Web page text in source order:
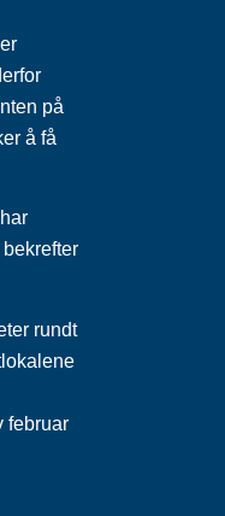
på
å få
rundt
februar